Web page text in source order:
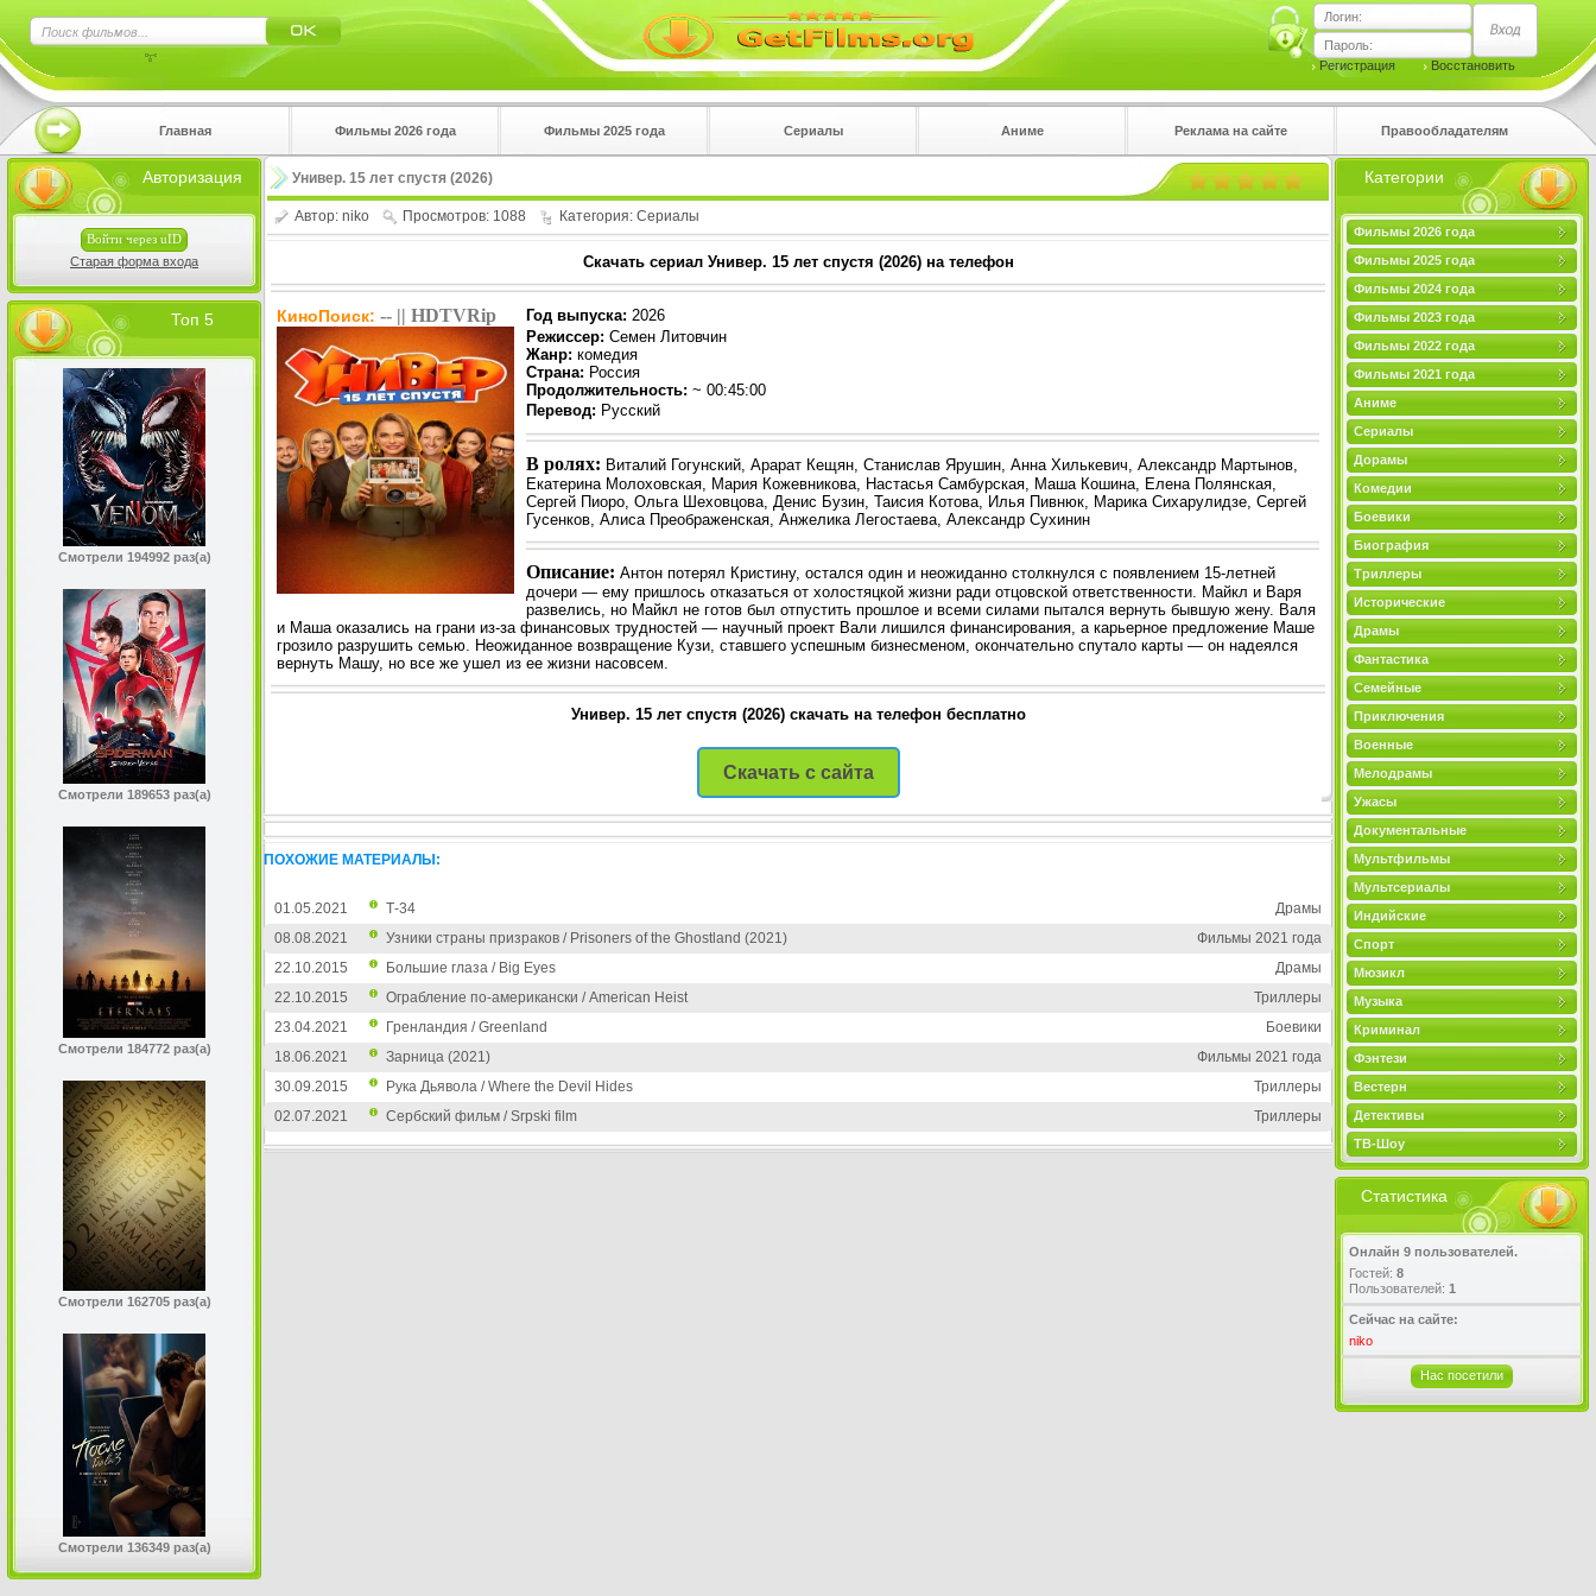
Логин:
Пароль:
Регистрация
Восстановить
Главная Фильмы 2026 года Фильмы 2025 года Сериалы Аниме Реклама на сайте Правообладателям
Авторизация
Войти через uID
Старая форма входа
Топ 5
Смотрели 194992 раз(а)
Смотрели 189653 раз(а)
Смотрели 184772 раз(а)
Смотрели 162705 раз(а)
Смотрели 136349 раз(а)
Категории
Фильмы 2026 года
Фильмы 2025 года
Фильмы 2024 года
Фильмы 2023 года
Фильмы 2022 года
Фильмы 2021 года
Аниме
Сериалы
Дорамы
Комедии
Боевики
Биография
Триллеры
Исторические
Драмы
Фантастика
Семейные
Приключения
Военные
Мелодрамы
Ужасы
Документальные
Мультфильмы
Мультсериалы
Индийские
Спорт
Мюзикл
Музыка
Криминал
Фэнтези
Вестерн
Детективы
ТВ-Шоу
Статистика
Онлайн 9 пользователей.
Гостей: 8
Пользователей: 1
Сейчас на сайте:
niko
Нас посетили
Универ. 15 лет спустя (2026)
Автор: niko Просмотров: 1088 Категория: Сериалы
Скачать сериал Универ. 15 лет спустя (2026) на телефон
КиноПоиск: -- || HDTVRip Год выпуска: 2026
Режиссер: Семен Литовчин
Жанр: комедия
Страна: Россия
Продолжительность: ~ 00:45:00
Перевод: Русский
В ролях: Виталий Гогунский, Арарат Кещян, Станислав Ярушин, Анна Хилькевич, Александр Мартынов,
Екатерина Молоховская, Мария Кожевникова, Настасья Самбурская, Маша Кошина, Елена Полянская,
Сергей Пиоро, Ольга Шеховцова, Денис Бузин, Таисия Котова, Илья Пивнюк, Марика Сихарулидзе, Сергей
Гусенков, Алиса Преображенская, Анжелика Легостаева, Александр Сухинин
Описание: Антон потерял Кристину, остался один и неожиданно столкнулся с появлением 15-летней
дочери — ему пришлось отказаться от холостяцкой жизни ради отцовской ответственности. Майкл и Варя
развелись, но Майкл не готов был отпустить прошлое и всеми силами пытался вернуть бывшую жену. Валя
и Маша оказались на грани из-за финансовых трудностей — научный проект Вали лишился финансирования, а карьерное предложение Маше
грозило разрушить семью. Неожиданное возвращение Кузи, ставшего успешным бизнесменом, окончательно спутало карты — он надеялся
вернуть Машу, но все же ушел из ее жизни насовсем.
Универ. 15 лет спустя (2026) скачать на телефон бесплатно
Нажмите на в плеере
!!!Если Вы с телефона сперва нажмите на троеточие в правом
верхнем углу!!!
Скачать с сайта
ПОХОЖИЕ МАТЕРИАЛЫ:
01.05.2021 Т-34
Драмы
08.08.2021
Узники страны призраков / Prisoners of the Ghostland (2021)
Фильмы 2021 года
22.10.2015
Большие глаза / Big Eyes
Драмы
22.10.2015
Ограбление по-американски / American Heist
Триллеры
23.04.2021
Гренландия / Greenland
Боевики
18.06.2021
Зарница (2021)
Фильмы 2021 года
30.09.2015
Рука Дьявола / Where the Devil Hides
Триллеры
02.07.2021
Сербский фильм / Srpski film Триллеры